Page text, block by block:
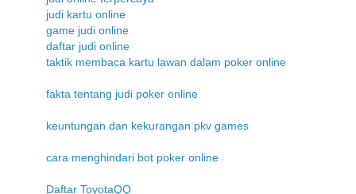
judi kartu online
game judi online
daftar judi online
taktik membaca kartu lawan dalam poker online
fakta tentang judi poker online
keuntungan dan kekurangan pkv games
cara menghindari bot poker online
Daftar ToyotaQQ